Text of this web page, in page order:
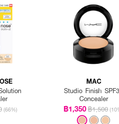
(66%)
MAC
Studio Finish
Concealer
฿1,350฿1,500